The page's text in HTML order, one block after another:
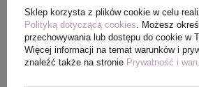
PAKOWANIE
Sklep korzysta z plików cookie w celu
Polityką dotyczącą cookies. Możesz
przechowywania lub dostępu do cookie w
Więcej informacji na temat warunków i
znaleźć także na stronie Prywatność i